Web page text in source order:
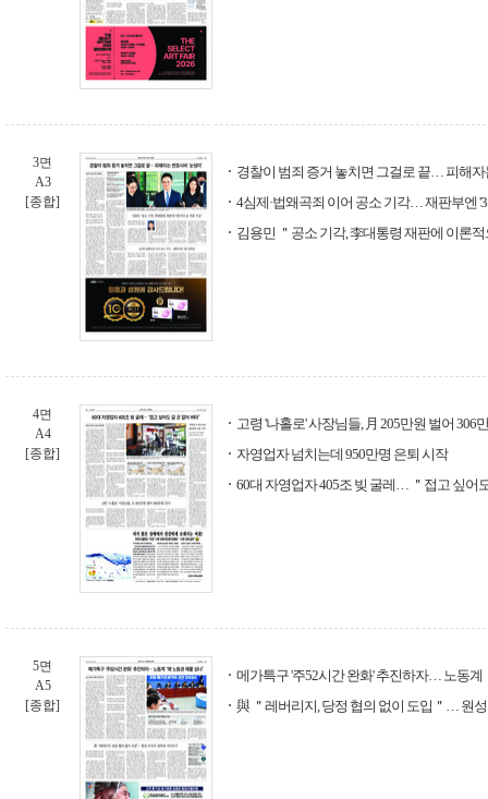
3면
A3
[종합]
경찰이 범죄 증거 놓치면 그걸로 끝… 피해자
4심제·법왜곡죄 이어 공소 기각… 재판부엔
김용민 ＂공소 기각, 李대통령 재판에 이론
4면
A4
[종합]
고령 '나홀로' 사장님들, 月 205만원 벌어 306
자영업자 넘치는데 950만명 은퇴 시작
60대 자영업자 405조 빚 굴레… ＂접고 싶어
5면
A5
[종합]
메가특구 '주52시간 완화' 추진하자… 노동계
與 ＂레버리지, 당정 협의 없이 도입＂… 원